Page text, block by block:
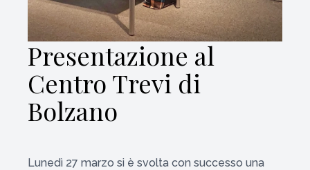
Presentazione al
Centro Trevi di
Bolzano
Lunedì 27 marzo si è svolta con successo una